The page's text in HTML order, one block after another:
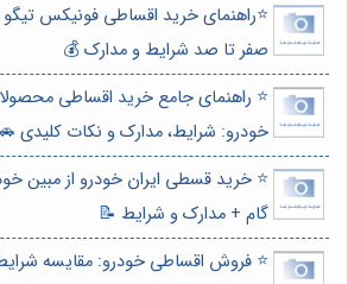
صفر تا صد شرایط و مدارک 💰
⭐️ راهنمای جامع خرید اقساطی
خودرو: شرایط، مدارک و نکات کلیدی
⭐️ خرید قسطی ایران خودرو از مبین
گام + مدارک و شرایط 📝
⭐️ فروش اقساطی خودرو: مقایسه شرایط